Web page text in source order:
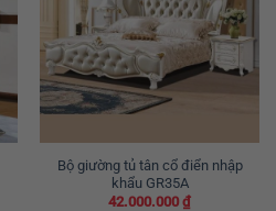
Bộ giường tủ tân cổ điển nhập
khẩu GR35A
42.000.000 ₫